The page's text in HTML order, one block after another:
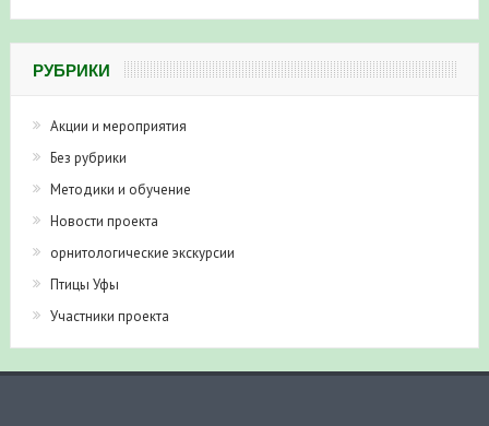
РУБРИКИ
Акции и мероприятия
Без рубрики
Методики и обучение
Новости проекта
орнитологические экскурсии
Птицы Уфы
Участники проекта